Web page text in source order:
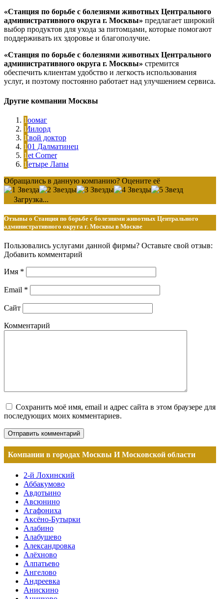
«Станция по борьбе с болезнями животных Центрального
административного округа г. Москвы» предлагает широкий
выбор продуктов для ухода за питомцами, которые помогают
поддерживать их здоровье и благополучие.
«Станция по борьбе с болезнями животных Центрального
административного округа г. Москвы» стремится
обеспечить клиентам удобство и легкость использования
услуг, и поэтому постоянно работает над улучшением сервиса.
Другие компании Москвы
Зоомаг
Милорд
Свой доктор
101 Далматинец
Pet Corner
Четыре Лапы
Обращались в данную компанию? Оцените её
Загрузка...
Отзывы о Станция по борьбе с болезнями животных Центрального
административного округа г. Москвы в Москве
Пользовались услугами данной фирмы? Оставьте свой отзыв:
Добавить комментарий
Имя *
Email *
Сайт
Комментарий
Сохранить моё имя, email и адрес сайта в этом браузере для
последующих моих комментариев.
Компании в городах Москвы И Московской области
2-й Лохинский
Аббакумово
Авдотьино
Авсюнино
Агафониха
Аксёно-Бутырки
Алабино
Алабушево
Александровка
Алёхново
Алпатьево
Ангелово
Андреевка
Анискино